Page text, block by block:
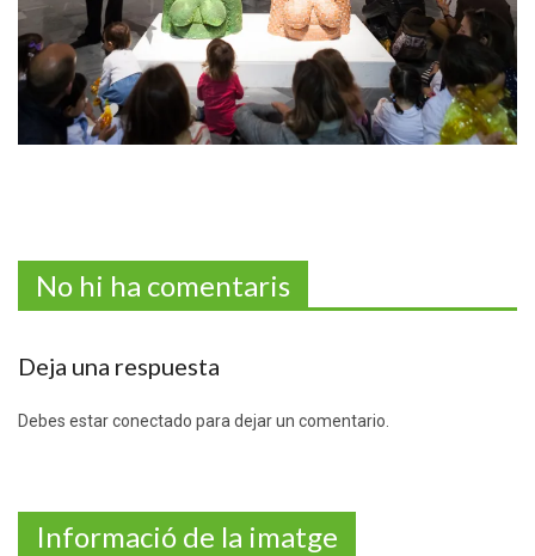
No hi ha comentaris
Deja una respuesta
Debes estar conectado para dejar un comentario.
Informació de la imatge